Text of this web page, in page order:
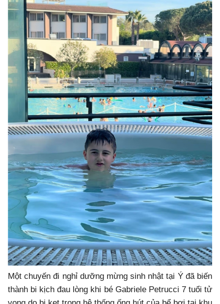
Một chuyến đi nghỉ dưỡng mừng sinh nhật tại Ý đã biến
thành bi kịch đau lòng khi bé Gabriele Petrucci 7 tuổi tử